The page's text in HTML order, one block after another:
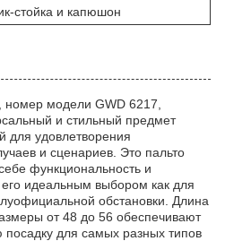
стойка и капюшон
номер модели GWD 6217,
и стильный предмет
для удовлетворения
и сценариев. Это пальто
функциональность и
идеальным выбором как для
обстановки. Длина
от 48 до 56 обеспечивают
для самых разных типов